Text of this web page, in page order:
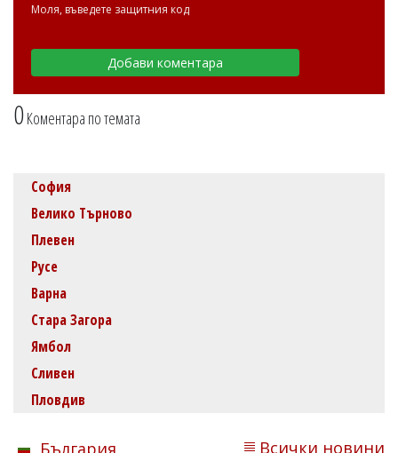
0Коментара по темата
Моля, въведете защитния код
София
Велико Търново
Плевен
Русе
Варна
Стара Загора
Ямбол
Сливен
Пловдив
България Всички новини